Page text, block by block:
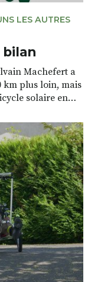
LES AUTRES
Machefert a
km plus loin, mais
solaire en
« Si je